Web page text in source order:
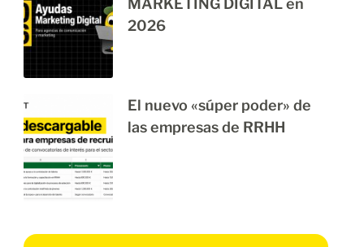
MARKETING DIGITAL en
2026
El nuevo «súper poder» de
las empresas de RRHH